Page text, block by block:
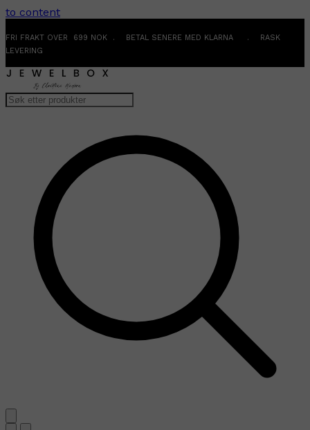
to content
FRI FRAKT OVER 699 NOK . BETAL SENERE MED KLARNA . RASK
LEVERING